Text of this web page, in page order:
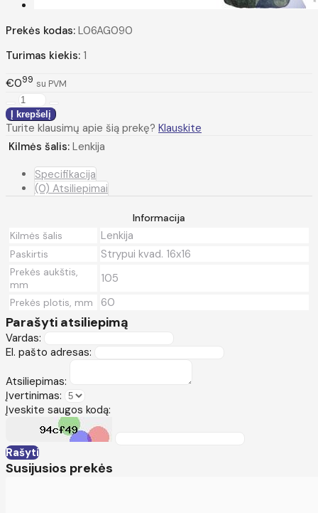
Prekės kodas: L06AG090
Turimas kiekis: 1
€099 su PVM
Turite klausimų apie šią prekę? Klauskite
Kilmės šalis: Lenkija
Specifikacija
(0) Atsiliepimai
Informacija
Kilmės šalis
Lenkija
Paskirtis Strypui kvad. 16x16
Prekės aukštis,
mm
105
Prekės plotis, mm 60
Parašyti atsiliepimą
Vardas:
El. pašto adresas:
Atsiliepimas:
Įvertinimas:
Įveskite saugos kodą:
Rašyti
Susijusios prekės